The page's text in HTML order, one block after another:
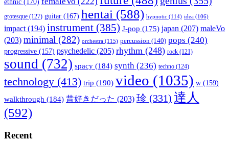
grotesque (127) guitar (167) hentai (588) hypnotic (114) idea (106)
impact (194) instrument (385) J-pop (175) japan (207) maleVo
(203) minimal (282) orchestra (115) percussion (140) pops (240)
progressive (157) psychedelic (205) rhythm (248) rock (121)
sound (732) spacy (184) synth (236) techno (124)
technology (413) trip (190) video (1035) w (159)
walkthrough (184) 昔好きだった (203) 珍 (331) 達人
(592)
Recent